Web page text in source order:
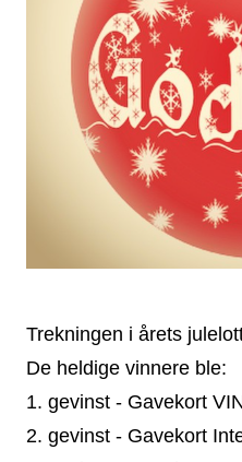
Trekningen i årets
De heldige vinnere ble:
1. gevinst - Gavekort
2. gevinst - Gavekort